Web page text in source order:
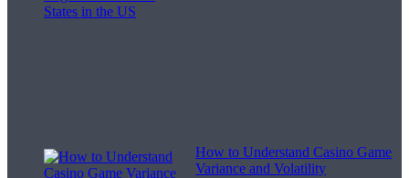
How to Understand Casino Game
Variance and Volatility